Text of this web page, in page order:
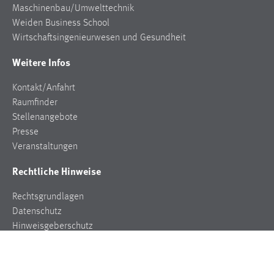
Maschinenbau/Umwelttechnik
Weiden Business School
Wirtschaftsingenieurwesen und Gesundheit
Weitere Infos
Kontakt/Anfahrt
Raumfinder
Stellenangebote
Presse
Veranstaltungen
Rechtliche Hinweise
Rechtsgrundlagen
Datenschutz
Hinweisgeberschutz
Conversion-Tracking
Cookie Laufzeit:
Facebook Pixel
Name:
_fbp
Anbieter:
Conversion-Tracking
Cookie Laufzeit:
3 Monate